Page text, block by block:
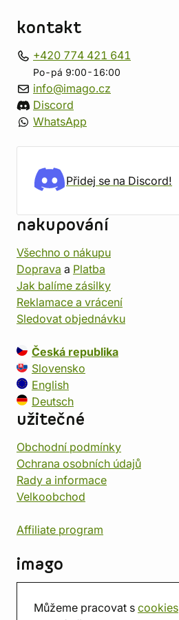
Můžeme pracovat s cookies
kontakt
+420 774 421 641
Po-pá 9:00-16:00
info@imago.cz
Discord
WhatsApp
Přidej se na Discord!
nakupování
Všechno o nákupu
Doprava a Platba
Jak balíme zásilky
Reklamace a vrácení
Sledovat objednávku
Česká republika
Slovensko
English
Deutsch
užitečné
Obchodní podmínky
Ochrana osobních údajů
Rady a informace
Velkoobchod
Affiliate program
imago
Prodejna